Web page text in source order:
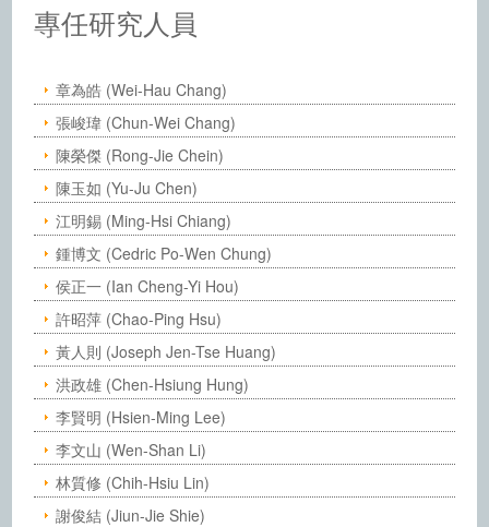
中央研究院化學研究所－人員
專任研究人員
章為皓 (Wei-Hau Chang)
張峻瑋 (Chun-Wei Chang)
陳榮傑 (Rong-Jie Chein)
陳玉如 (Yu-Ju Chen)
江明錫 (Ming-Hsi Chiang)
鍾博文 (Cedric Po-Wen Chung)
侯正一 (Ian Cheng-Yi Hou)
許昭萍 (Chao-Ping Hsu)
黃人則 (Joseph Jen-Tse Huang)
洪政雄 (Chen-Hsiung Hung)
李賢明 (Hsien-Ming Lee)
李文山 (Wen-Shan Li)
林質修 (Chih-Hsiu Lin)
謝俊結 (Jiun-Jie Shie)